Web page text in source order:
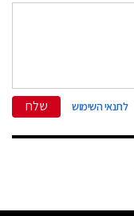
לתנאי השימוש שלח